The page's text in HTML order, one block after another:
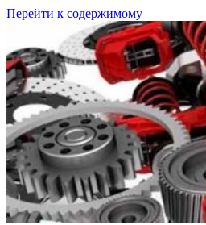
Перейти к содержимому